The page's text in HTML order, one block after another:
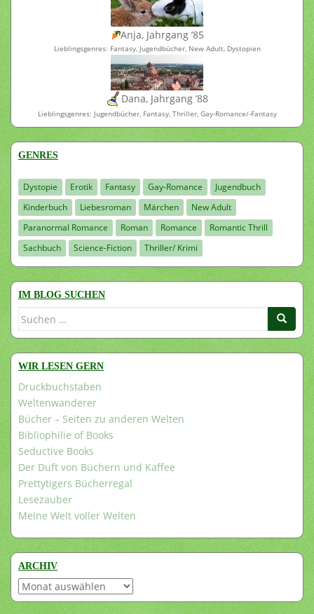
Anja, Jahrgang ’85
Lieblingsgenres: Fantasy, Jugendbücher, New Adult, Dystopien
Dana, Jahrgang ’88
Lieblingsgenres: Jugendbücher, Fantasy, Thriller, Gay-Romance/-Fantasy
GENRES
Dystopie Erotik Fantasy Gay-Romance
Jugendbuch
Kinderbuch
Liebesroman Märchen
New Adult
Paranormal Romance
Roman Romance
Romantic Thrill
Sachbuch
Science-Fiction Thriller/ Krimi
IM BLOG SUCHEN
Suchen
WIR LESEN GERN
Druckbuchstaben
Weltenwanderer
Bücher – Seiten zu anderen Welten
Bibliophilie of Books
Seductive Books
Der Duft von Büchern und Kaffee
Prettytigers Bücherregal
Lesezauber
Meine Welt voller Welten
ARCHIV
Archiv